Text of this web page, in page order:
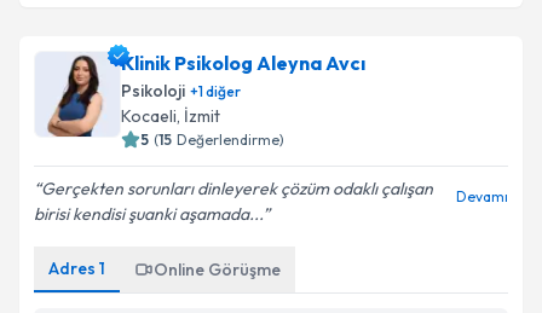
Klinik Psikolog Aleyna Avcı
Psikoloji +1diğer
Kocaeli, İzmit
5 (15 Değerlendirme)
Gerçekten sorunları dinleyerek çözüm odaklı çalışan
birisi kendisi şuanki aşamada...
Devamı
Adres 1 Online Görüşme